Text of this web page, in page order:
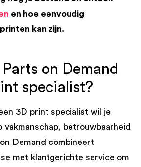
en hoe eenvoudig
kan zijn.
on Demand
specialist?
3D print specialist wil je
vakmanschap, betrouwbaarheid
Demand combineert
met klantgerichte service om